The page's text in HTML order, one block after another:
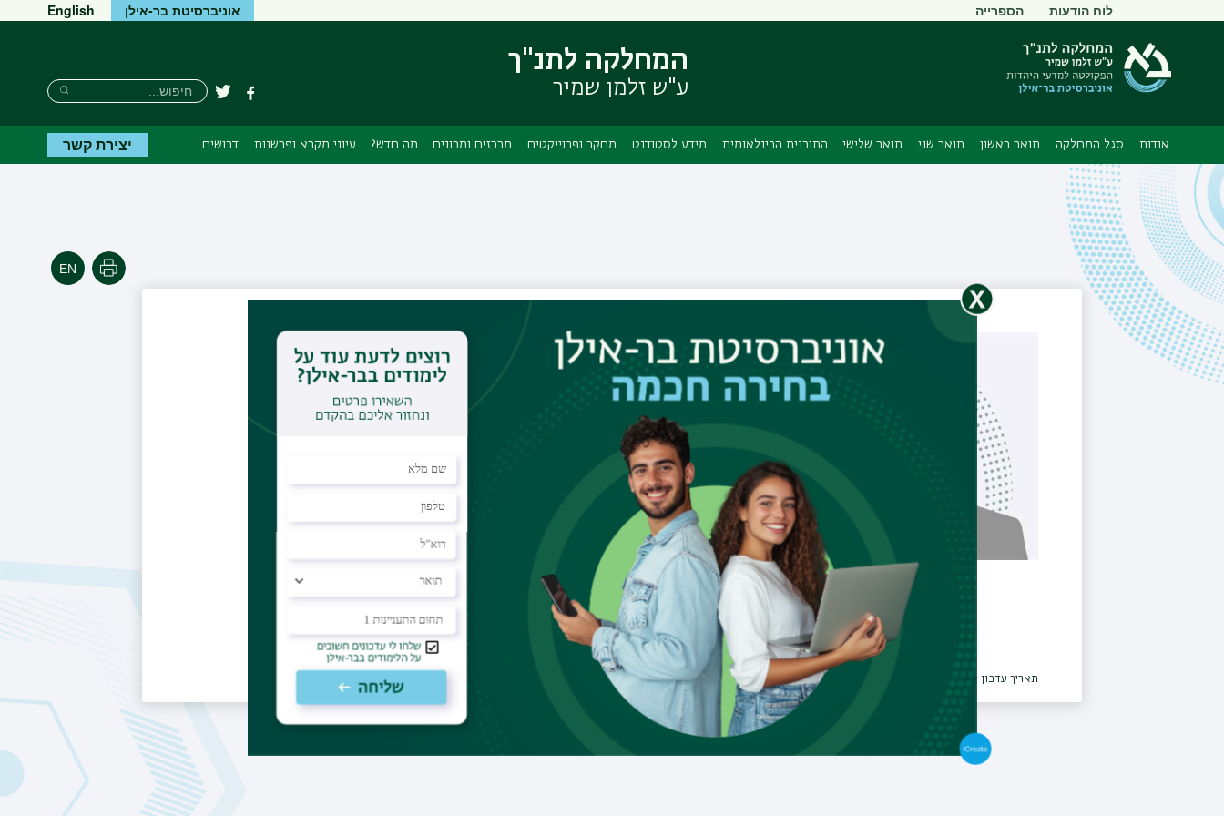
העיקרי
ניווט
ראשי
תפריט
משני
לוח הודעות הספרייה אוניברסיטת בר-אילן English
המחלקה לתנ"ך
ע"ש זלמן שמיר פייסבוקטוויטר
חיפוש
חיפוש
חיפוש
אודות סגל המחלקה תואר ראשון תואר שני תואר שלישי התוכנית הבינלאומית מידע לסטודנט מחקר ופרוייקטים מרכזים ומכונים מה חדש? עיוני מקרא ופרשנות דרושים יצירת קשר
הדפסה
פרופ' אמנון שפירא
תאריך עדכון אחרון : 03/04/2023